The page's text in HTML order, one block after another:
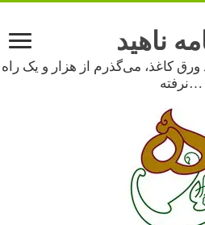
ناهید
ورق کاغذ، می‌گذرم از هزار و یک راه
نرفته…